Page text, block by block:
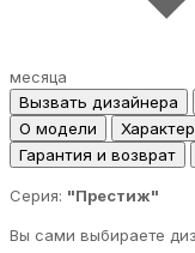
месяца
Вызвать дизайнера
О модели
Гарантия и возврат
Серия: "Престиж"
Вы сами выбираете